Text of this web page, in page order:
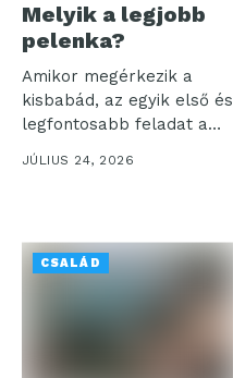
Melyik a legjobb
pelenka?
Amikor megérkezik a
kisbabád, az egyik első és
legfontosabb feladat a
megfelelő...
JÚLIUS 24, 2026
CSALÁD